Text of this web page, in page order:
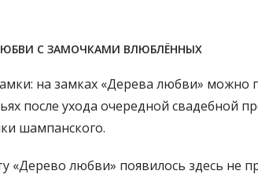
С ЗАМОЧКАМИ ВЛЮБЛЁННЫХ
на замках «Дерева любви» можно
после ухода очередной свадебной
шампанского.
любви» появилось здесь не